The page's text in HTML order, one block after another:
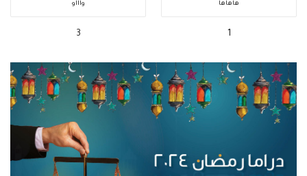
هاهاها
1
واااو
3